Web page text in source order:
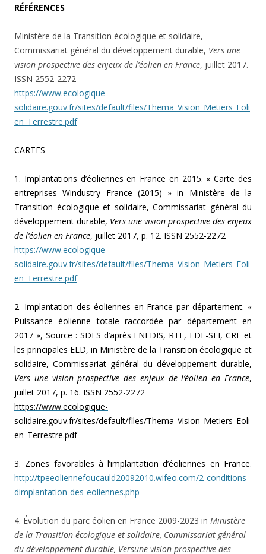
RÉFÉRENCES
Ministère de la Transition écologique et solidaire,
Commissariat général du développement durable, Vers une
vision prospective des enjeux de l’éolien en France, juillet 2017.
ISSN 2552-2272
https://www.ecologique-
solidaire.gouv.fr/sites/default/files/Thema_Vision_Metiers_Eoli
en_Terrestre.pdf
CARTES
1. Implantations d’éoliennes en France en 2015. « Carte des
entreprises Windustry France (2015) » in Ministère de la
Transition écologique et solidaire, Commissariat général du
développement durable, Vers une vision prospective des enjeux
de l’éolien en France, juillet 2017, p. 12. ISSN 2552-2272
https://www.ecologique-
solidaire.gouv.fr/sites/default/files/Thema_Vision_Metiers_Eoli
en_Terrestre.pdf
2. Implantation des éoliennes en France par département. «
Puissance éolienne totale raccordée par département en
2017 », Source : SDES d’après ENEDIS, RTE, EDF-SEI, CRE et
les principales ELD, in Ministère de la Transition écologique et
solidaire, Commissariat général du développement durable,
Vers une vision prospective des enjeux de l’éolien en France,
juillet 2017, p. 16. ISSN 2552-2272
https://www.ecologique-
solidaire.gouv.fr/sites/default/files/Thema_Vision_Metiers_Eoli
en_Terrestre.pdf
3. Zones favorables à l’implantation d’éoliennes en France.
http://tpeeoliennefoucauld20092010.wifeo.com/2-conditions-
dimplantation-des-eoliennes.php
4. Évolution du parc éolien en France 2009-2023 in Ministère
de la Transition écologique et solidaire, Commissariat général
du développement durable, Versune vision prospective des